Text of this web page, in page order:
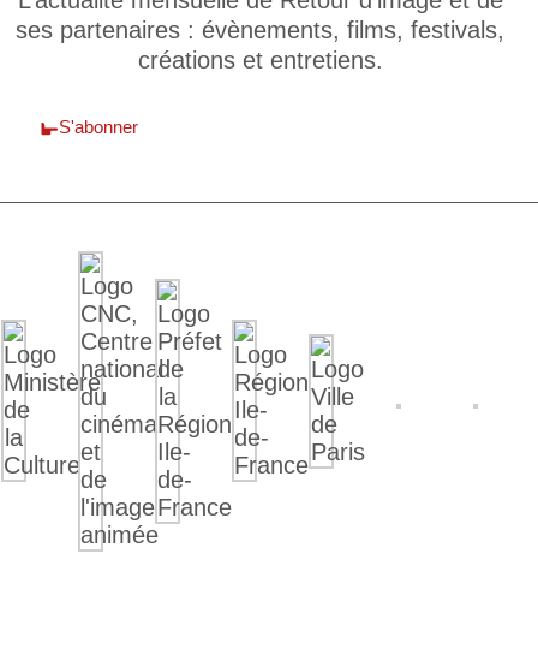
ses partenaires : évènements, films, festivals,
créations et entretiens.
S'abonner